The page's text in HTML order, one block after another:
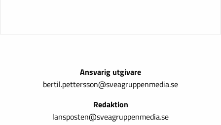
Ansvarig utgivare
bertil.pettersson@sveagruppenmedia.se
Redaktion
lansposten@sveagruppenmedia.se